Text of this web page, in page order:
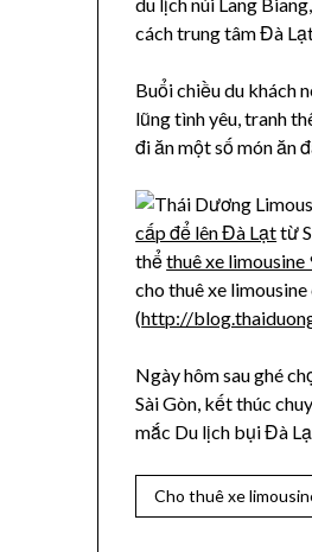
cách trung tâm Đà
Buổi chiều du khách
lũng tình yêu, tranh
đi ăn một số món ăn
cấp để lên Đà Lạttừ
thểthuê xe limousine
cho thuê xe
(http://
Ngày hôm sau ghé
Sài Gòn, kết thúc
mắc Du lịch bụi Đà
Cho thuê xe